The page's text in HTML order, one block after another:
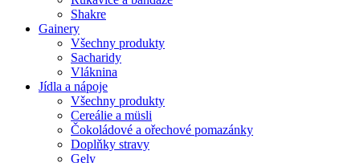
Shakre
Gainery
Všechny produkty
Sacharidy
Vláknina
Jídla a nápoje
Všechny produkty
Cereálie a müsli
Čokoládové a ořechové pomazánky
Doplňky stravy
Gely